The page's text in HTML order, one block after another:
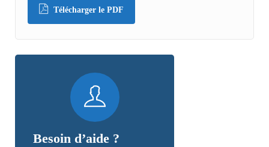
Télécharger le PDF
Besoin d’aide ?